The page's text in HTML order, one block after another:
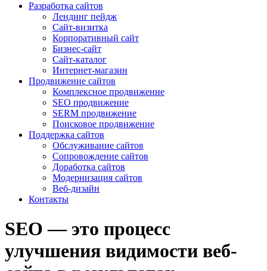
Разработка сайтов
Лендинг пейдж
Сайт-визитка
Корпоративный сайт
Бизнес-сайт
Сайт-каталог
Интернет-магазин
Продвижение сайтов
Комплексное продвижение
SEO продвижение
SERM продвижение
Поисковое продвижение
Поддержка сайтов
Обслуживание сайтов
Сопровождение сайтов
Доработка сайтов
Модернизация сайтов
Веб-дизайн
Контакты
SEO — это процесс
улучшения видимости веб-